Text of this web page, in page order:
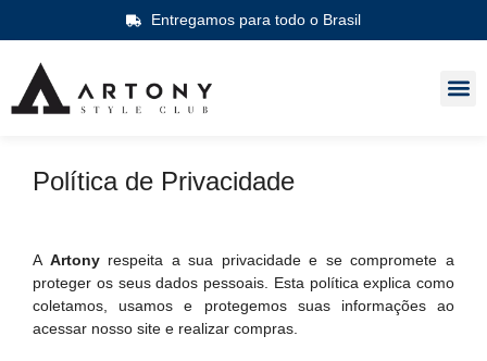
Entregamos para todo o Brasil
Política de Privacidade
A Artonyrespeita a sua privacidade e se compromete a
proteger os seus dados pessoais. Esta política explica como
coletamos, usamos e protegemos suas informações ao
acessar nosso site e realizar compras.